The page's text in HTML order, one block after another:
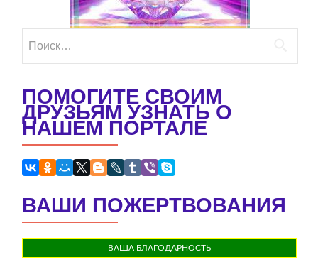
ПОМОГИТЕ СВОИМ
ДРУЗЬЯМ УЗНАТЬ О
НАШЕМ ПОРТАЛЕ
ВАШИ ПОЖЕРТВОВАНИЯ
ВАША БЛАГОДАРНОСТЬ